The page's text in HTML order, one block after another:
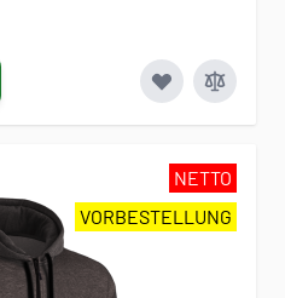
NETTO
VORBESTELLUNG